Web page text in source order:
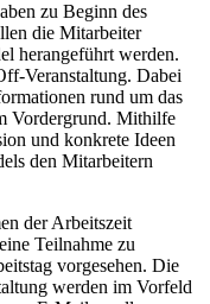
zu Beginn des
die Mitarbeiter
herangeführt werden.
Veranstaltung. Dabei
rund um das
Vordergrund. Mithilfe
und konkrete Ideen
den Mitarbeitern
der Arbeitszeit
Teilnahme zu
vorgesehen. Die
werden im Vorfeld